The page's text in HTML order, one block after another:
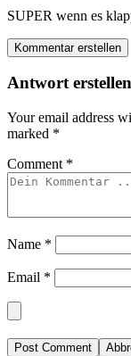
SUPER wenn es
Kommentar erstellen
Antwort erstellen
Your email address
marked *
Comment *
Name *
Email *